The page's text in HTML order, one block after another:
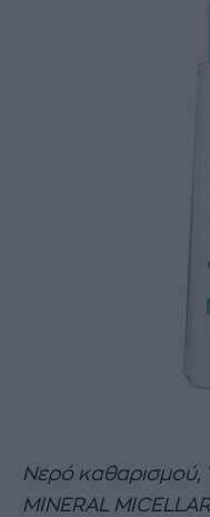
Νερό καθαρισμού,
MINERAL